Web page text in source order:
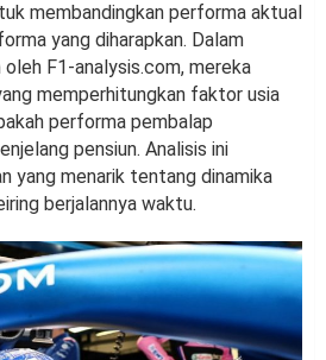
membandingkan performa aktual
yang diharapkan. Dalam
oleh F1-analysis.com, mereka
memperhitungkan faktor usia
performa pembalap
pensiun. Analisis ini
yang menarik tentang dinamika
berjalannya waktu.